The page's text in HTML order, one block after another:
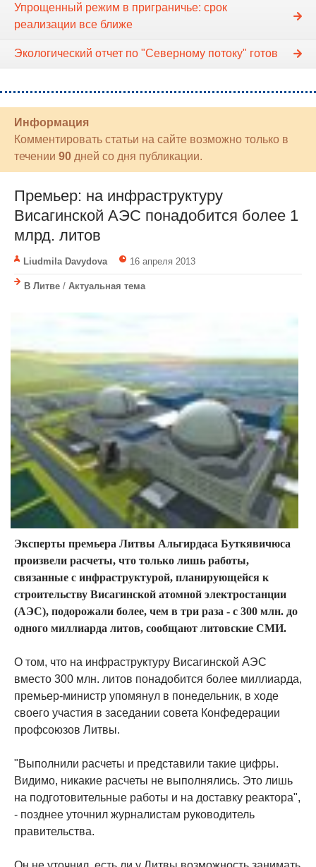
Упрощенный режим в приграничье: срок
реализации все ближе
Экологический отчет по "Северному потоку" готов
Информация
Комментировать статьи на сайте возможно только в
течении 90 дней со дня публикации.
Премьер: на инфраструктуру
Висагинской АЭС понадобится более 1
млрд. литов
Liudmila Davydova 16 апреля 2013
В Литве / Актуальная тема
Эксперты премьера Литвы Альгирдаса Буткявичюса
произвели расчеты, что только лишь работы,
связанные с инфраструктурой, планирующейся к
строительству Висагинской атомной электростанции
(АЭС), подорожали более, чем в три раза - с 300 млн. до
одного миллиарда литов, сообщают литовские СМИ.
О том, что на инфраструктуру Висагинской АЭС
вместо 300 млн. литов понадобится более миллиарда,
премьер-министр упомянул в понедельник, в ходе
своего участия в заседании совета Конфедерации
профсоюзов Литвы.
"Выполнили расчеты и представили такие цифры.
Видимо, никакие расчеты не выполнялись. Это лишь
на подготовительные работы и на доставку реактора",
- позднее уточнил журналистам руководитель
правительства.